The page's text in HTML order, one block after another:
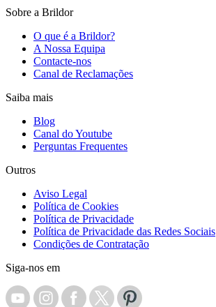
Sobre a Brildor
O que é a Brildor?
A Nossa Equipa
Contacte-nos
Canal de Reclamações
Saiba mais
Blog
Canal do Youtube
Perguntas Frequentes
Outros
Aviso Legal
Política de Cookies
Política de Privacidade
Política de Privacidade das Redes Sociais
Condições de Contratação
Siga-nos em